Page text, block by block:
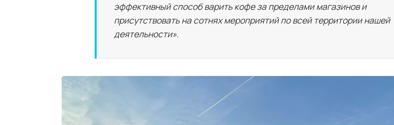
эффективный способ варить кофе за пределами магазинов и
присутствовать на сотнях мероприятий по всей территории нашей
деятельности».